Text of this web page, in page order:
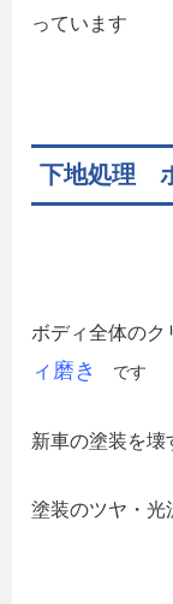
っています
下地処理
ボディ全体の
ィ磨き
です
新車の塗装を壊
塗装のツヤ・光